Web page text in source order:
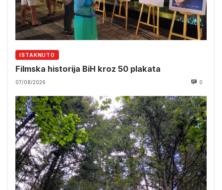
ISTAKNUTO
Filmska historija BiH kroz 50 plakata
07/08/2026 0